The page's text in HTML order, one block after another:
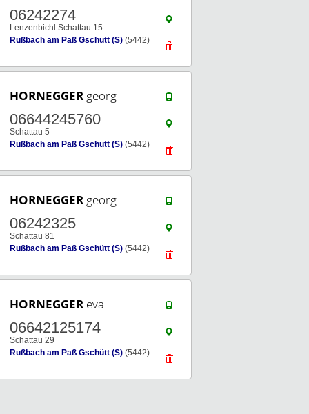
06242274
Lenzenbichl Schattau 15
Rußbach am Paß Gschütt (S) (5442)
HORNEGGER georg
06644245760
Schattau 5
Rußbach am Paß Gschütt (S) (5442)
HORNEGGER georg
06242325
Schattau 81
Rußbach am Paß Gschütt (S) (5442)
HORNEGGER eva
06642125174
Schattau 29
Rußbach am Paß Gschütt (S) (5442)